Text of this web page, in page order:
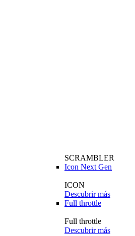
SCRAMBLER
Icon Next Gen
ICON
Descubrir más
Full throttle
Full throttle
Descubrir más